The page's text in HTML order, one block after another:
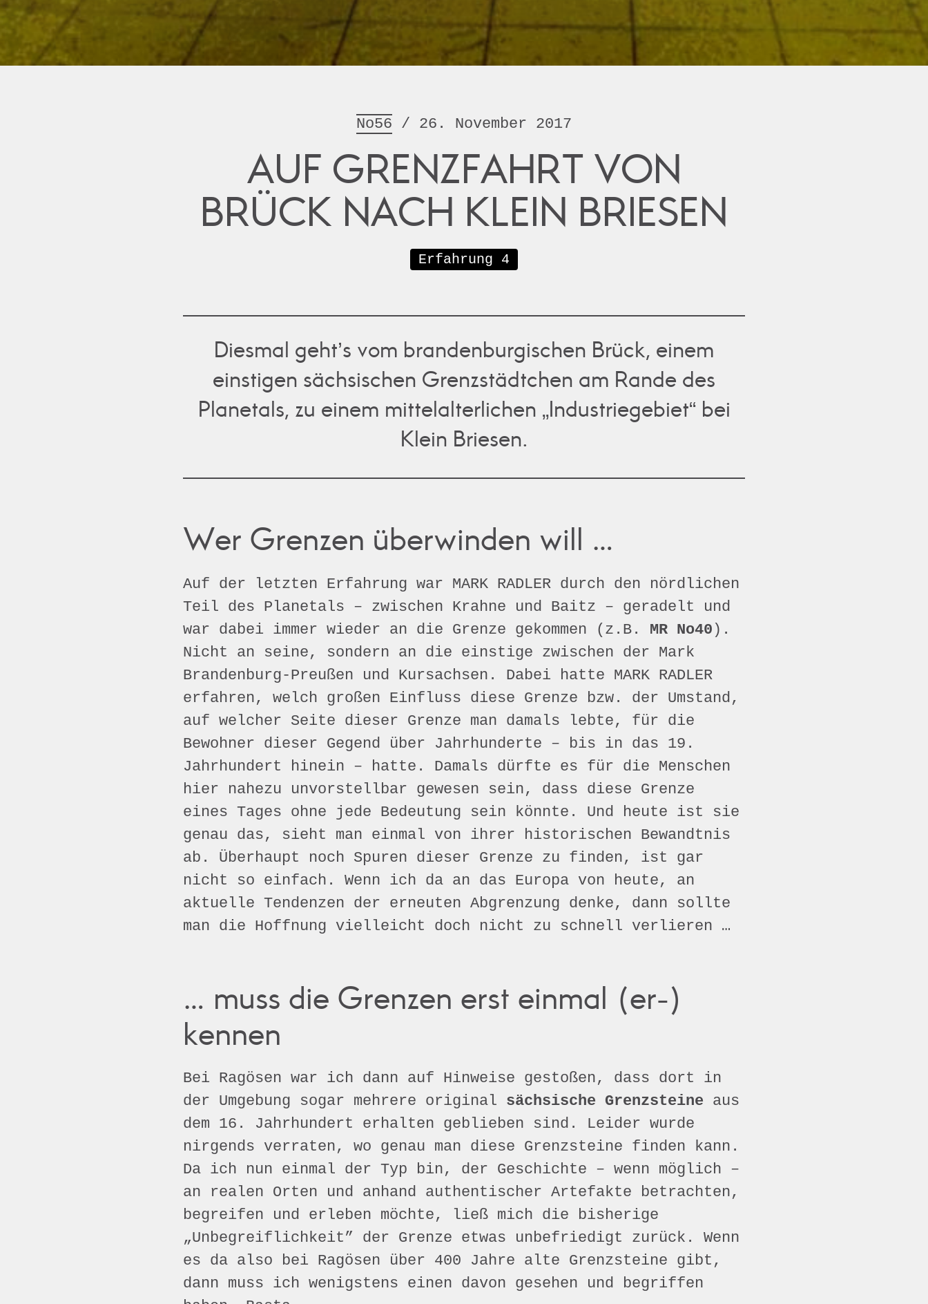
No56 / 26. November 2017
AUF GRENZFAHRT VON
BRÜCK NACH KLEIN BRIESEN
Erfahrung 4
Diesmal geht’s vom brandenburgischen Brück, einem
einstigen sächsischen Grenzstädtchen am Rande des
Planetals, zu einem mittelalterlichen „Industriegebiet“ bei
Klein Briesen.
Wer Grenzen überwinden will …
Auf der letzten Erfahrung war MARK RADLER durch den nördlichen
Teil des Planetals – zwischen Krahne und Baitz – geradelt und
war dabei immer wieder an die Grenze gekommen (z.B. MR No40 ).
Nicht an seine, sondern an die einstige zwischen der Mark
Brandenburg-Preußen und Kursachsen. Dabei hatte MARK RADLER
erfahren, welch großen Einfluss diese Grenze bzw. der Umstand,
auf welcher Seite dieser Grenze man damals lebte, für die
Bewohner dieser Gegend über Jahrhunderte – bis in das 19.
Jahrhundert hinein – hatte. Damals dürfte es für die Menschen
hier nahezu unvorstellbar gewesen sein, dass diese Grenze
eines Tages ohne jede Bedeutung sein könnte. Und heute ist sie
genau das, sieht man einmal von ihrer historischen Bewandtnis
ab. Überhaupt noch Spuren dieser Grenze zu finden, ist gar
nicht so einfach. Wenn ich da an das Europa von heute, an
aktuelle Tendenzen der erneuten Abgrenzung denke, dann sollte
man die Hoffnung vielleicht doch nicht zu schnell verlieren …
… muss die Grenzen erst einmal (er-)
kennen
Bei Ragösen war ich dann auf Hinweise gestoßen, dass dort in
der Umgebung sogar mehrere original sächsische Grenzsteine aus
dem 16. Jahrhundert erhalten geblieben sind. Leider wurde
nirgends verraten, wo genau man diese Grenzsteine finden kann.
Da ich nun einmal der Typ bin, der Geschichte – wenn möglich –
an realen Orten und anhand authentischer Artefakte betrachten,
begreifen und erleben möchte, ließ mich die bisherige
„Unbegreiflichkeit” der Grenze etwas unbefriedigt zurück. Wenn
es da also bei Ragösen über 400 Jahre alte Grenzsteine gibt,
dann muss ich wenigstens einen davon gesehen und begriffen